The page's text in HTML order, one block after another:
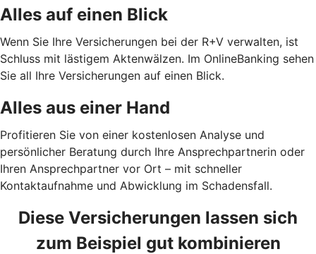
Alles auf einen Blick
Wenn Sie Ihre Versicherungen bei der R+V verwalten, ist
Schluss mit lästigem Aktenwälzen. Im OnlineBanking sehen
Sie all Ihre Versicherungen auf einen Blick.
Alles aus einer Hand
Profitieren Sie von einer kostenlosen Analyse und
persönlicher Beratung durch Ihre Ansprechpartnerin oder
Ihren Ansprechpartner vor Ort – mit schneller
Kontaktaufnahme und Abwicklung im Schadensfall.
Diese Versicherungen lassen sich
zum Beispiel gut kombinieren